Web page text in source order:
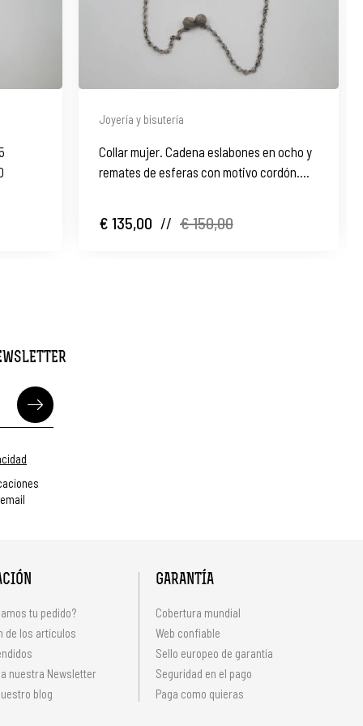
Joyería y bisutería
Collar mujer. Cadena eslabones en ocho y
remates de esferas con motivo cordón.
€ 135,00 // € 150,00
tu pedido?
de los artículos
nuestra Newsletter
blog
GARANTÍA
Cobertura mundial
Web confiable
Sello europeo de garantía
Seguridad en el pago
Paga como quieras